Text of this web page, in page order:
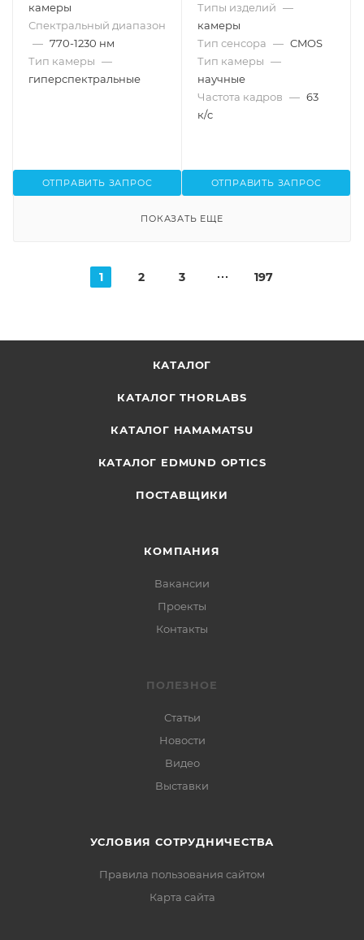
камеры
Спектральный диапазон
— 770-1230 нм
Тип камеры —
гиперспектральные
ОТПРАВИТЬ ЗАПРОС
Типы изделий —
камеры
Тип сенсора — CMOS
Тип камеры —
научные
Частота кадров — 63
к/c
ОТПРАВИТЬ ЗАПРОС
ПОКАЗАТЬ ЕЩЕ
1 2 3 197
КАТАЛОГ
КАТАЛОГ THORLABS
КАТАЛОГ HAMAMATSU
КАТАЛОГ EDMUND OPTICS
ПОСТАВЩИКИ
КОМПАНИЯ
Вакансии
Проекты
Контакты
ПОЛЕЗНОЕ
Статьи
Новости
Видео
Выставки
УСЛОВИЯ СОТРУДНИЧЕСТВА
Правила пользования сайтом
Карта сайта